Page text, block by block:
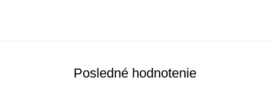
Posledné hodnotenie